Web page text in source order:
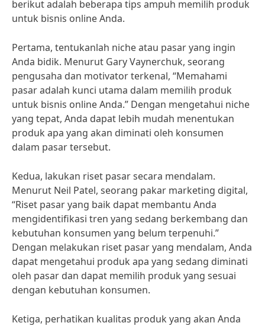
berikut adalah beberapa tips ampuh memilih produk
untuk bisnis online Anda.
Pertama, tentukanlah niche atau pasar yang ingin
Anda bidik. Menurut Gary Vaynerchuk, seorang
pengusaha dan motivator terkenal, “Memahami
pasar adalah kunci utama dalam memilih produk
untuk bisnis online Anda.” Dengan mengetahui niche
yang tepat, Anda dapat lebih mudah menentukan
produk apa yang akan diminati oleh konsumen
dalam pasar tersebut.
Kedua, lakukan riset pasar secara mendalam.
Menurut Neil Patel, seorang pakar marketing digital,
“Riset pasar yang baik dapat membantu Anda
mengidentifikasi tren yang sedang berkembang dan
kebutuhan konsumen yang belum terpenuhi.”
Dengan melakukan riset pasar yang mendalam, Anda
dapat mengetahui produk apa yang sedang diminati
oleh pasar dan dapat memilih produk yang sesuai
dengan kebutuhan konsumen.
Ketiga, perhatikan kualitas produk yang akan Anda